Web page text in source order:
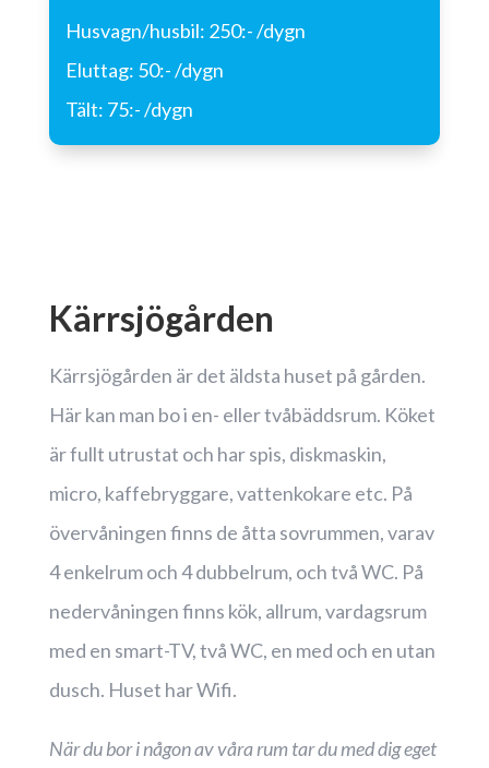
Husvagn/husbil: 250:- /dygn
Eluttag: 50:- /dygn
Tält: 75:- /dygn
Kärrsjögården
Kärrsjögården är det äldsta huset på gården.
Här kan man bo i en- eller tvåbäddsrum. Köket
är fullt utrustat och har spis, diskmaskin,
micro, kaffebryggare, vattenkokare etc. På
övervåningen finns de åtta sovrummen, varav
4 enkelrum och 4 dubbelrum, och två WC. På
nedervåningen finns kök, allrum, vardagsrum
med en smart-TV, två WC, en med och en utan
dusch. Huset har Wifi.
När du bor i någon av våra rum tar du med dig eget